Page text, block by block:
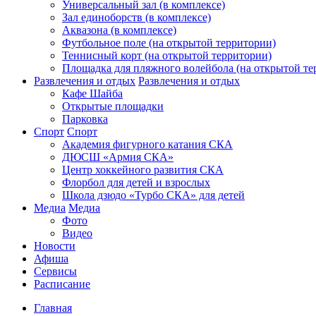
Универсальный зал (в комплексе)
Зал единоборств (в комплексе)
Аквазона (в комплексе)
Футбольное поле (на открытой территории)
Теннисный корт (на открытой территории)
Площадка для пляжного волейбола (на открытой
Развлечения и отдых Развлечения и отдых
Кафе Шайба
Открытые площадки
Парковка
Спорт Спорт
Академия фигурного катания СКА
ДЮСШ «Армия СКА»
Центр хоккейного развития СКА
Флорбол для детей и взрослых
Школа дзюдо «Турбо СКА» для детей
Медиа Медиа
Фото
Видео
Новости
Афиша
Сервисы
Расписание
Главная